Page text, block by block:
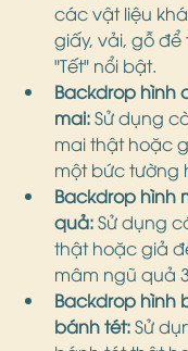
các vật liệu
giấy, vải, gỗ
"Tết" nổi bật.
Backdrop hình
mai: Sử dụng
mai thật hoặc
một bức tường
Backdrop hình
quả: Sử dụng
thật hoặc giả
mâm ngũ quả
Backdrop hình
bánh tét: Sử